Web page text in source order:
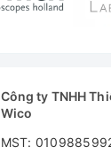
Công ty TNHH
Wico
MST: